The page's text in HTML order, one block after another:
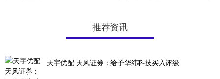
推荐资讯
天宇优配 天风证券：给予华纬科技买入评级